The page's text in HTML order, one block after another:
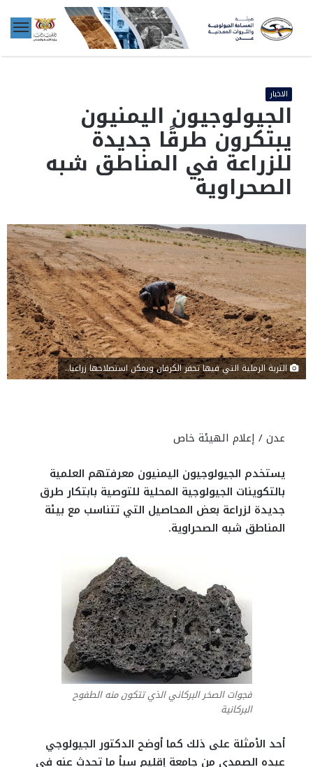
الاخبار
الجيولوجيون اليمنيون
يبتكرون طرقًا جديدة
للزراعة في المناطق شبه
الصحراوية
التربة الرملية التي فيها تحفر الكرفان ويمكن استصلاحها زراعيا..
عدن / إعلام الهيئة خاص
يستخدم الجيولوجيون اليمنيون معرفتهم العلمية
بالتكوينات الجيولوجية المحلية للتوصية بابتكار طرق
جديدة لزراعة بعض المحاصيل التي تتناسب مع بيئة
المناطق شبه الصحراوية.
فجوات الصخر البركاني الذي تتكون منه الطفوح
البركانية
أحد الأمثلة على ذلك كما أوضح الدكتور الجيولوجي
عبده الصمدي من جامعة إقليم سبأ ما تحدث عنه في